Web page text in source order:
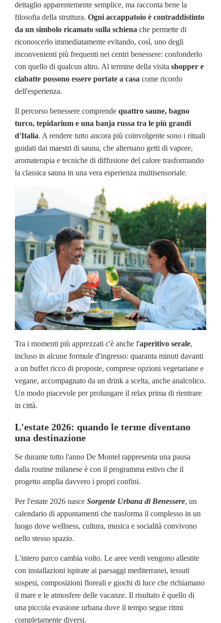
dettaglio apparentemente semplice, ma racconta bene la
filosofia della struttura. Ogni accappatoio è contraddistinto
da un simbolo ricamato sulla schiena che permette di
riconoscerlo immediatamente evitando, così, uno degli
inconvenienti più frequenti nei centri benessere: confonderlo
con quello di qualcun altro. Al termine della visita shopper e
ciabatte possono essere portate a casa come ricordo
dell'esperienza.
Il percorso benessere comprende quattro saune, bagno
turco, tepidarium e una banja russa tra le più grandi
d'Italia. A rendere tutto ancora più coinvolgente sono i rituali
guidati dai maestri di sauna, che alternano getti di vapore,
aromaterapia e tecniche di diffusione del calore trasformando
la classica sauna in una vera esperienza multisensoriale.
Tra i momenti più apprezzati c'è anche l'aperitivo serale,
incluso in alcune formule d'ingresso: quaranta minuti davanti
a un buffet ricco di proposte, comprese opzioni vegetariane e
vegane, accompagnato da un drink a scelta, anche analcolico.
Un modo piacevole per prolungare il relax prima di rientrare
in città.
L'estate 2026: quando le terme diventano
una destinazione
Se durante tutto l'anno De Montel rappresenta una pausa
dalla routine milanese è con il programma estivo che il
progetto amplia davvero i propri confini.
Per l'estate 2026 nasce Sorgente Urbana di Benessere, un
calendario di appuntamenti che trasforma il complesso in un
luogo dove wellness, cultura, musica e socialità convivono
nello stesso spazio.
L'intero parco cambia volto. Le aree verdi vengono allestite
con installazioni ispirate ai paesaggi mediterranei, tessuti
sospesi, composizioni floreali e giochi di luce che richiamano
il mare e le atmosfere delle vacanze. Il risultato è quello di
una piccola evasione urbana dove il tempo segue ritmi
completamente diversi.